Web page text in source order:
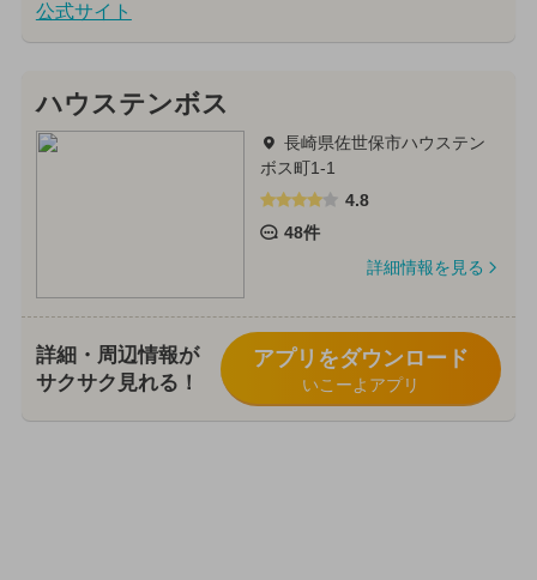
公式サイト
ハウステンボス
長崎県佐世保市ハウステン
ボス町1-1
4.8
48件
詳細情報を見る
詳細・周辺情報が
サクサク見れる！
アプリをダウンロード
いこーよアプリ